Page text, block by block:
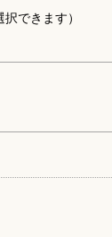
できます）